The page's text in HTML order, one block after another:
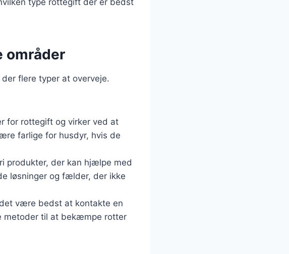
områder
flere typer at overveje.
for rottegift og virker ved at
farlige for husdyr, hvis de
produkter, der kan hjælpe med
løsninger og fælder, der ikke
være bedst at kontakte en
metoder til at bekæmpe rotter